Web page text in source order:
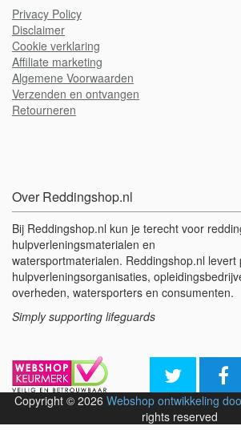
Privacy Policy
Disclaimer
Cookie verklaring
Affiliate marketing
Algemene Voorwaarden
Verzenden en ontvangen
Retourneren
Over Reddingshop.nl
Bij Reddingshop.nl kun je terecht voor
hulpverleningsmaterialen en
watersportmaterialen. Reddingshop.nl levert
hulpverleningsorganisaties,
overheden, watersporters en consumenten.
Simply supporting lifeguards
Copyright © 2026 Webshop ontwikkeling
rights reserved